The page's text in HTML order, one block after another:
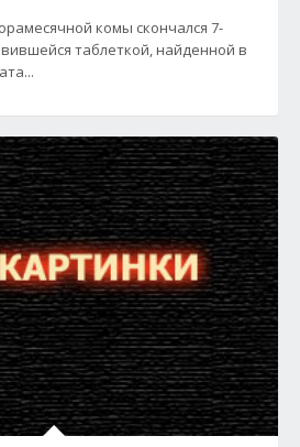
комы скончался 7-
таблеткой, найденной в